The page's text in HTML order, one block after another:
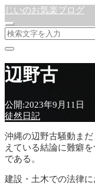
じいのお気楽ブログ
辺野古
公開:2023年9月11日
徒然日記
沖縄の辺野古騒動ま
えている結論に難癖
である。
建設・土木での法律